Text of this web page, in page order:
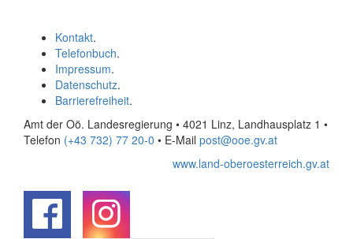
Kontakt.
Telefonbuch.
Impressum.
Datenschutz.
Barrierefreiheit.
Amt der Oö. Landesregierung • 4021 Linz, Landhausplatz 1 •
Telefon (+43 732) 77 20-0 • E-Mail post@ooe.gv.at
www.land-oberoesterreich.gv.at